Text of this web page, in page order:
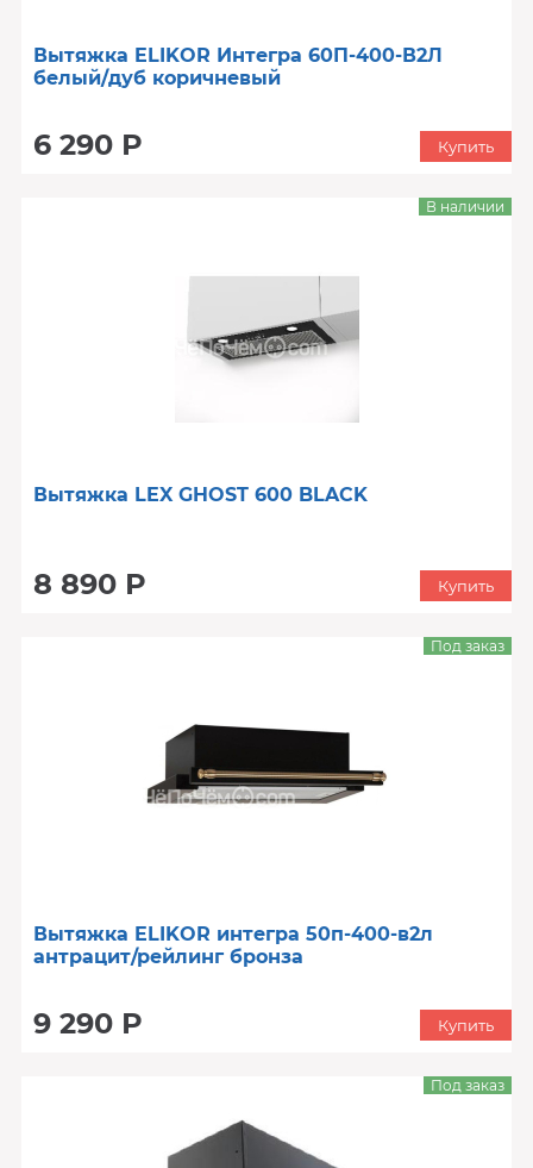
Вытяжка ELIKOR Интегра 60П-400-В2Л
белый/дуб коричневый
6 290 Р Купить
Вытяжка LEX GHOST 600 BLACK
8 890 Р
В наличии
Купить
Вытяжка ELIKOR интегра 50п-400-в2л
антрацит/рейлинг бронза
9 290 Р
Под заказ
Купить
Под заказ